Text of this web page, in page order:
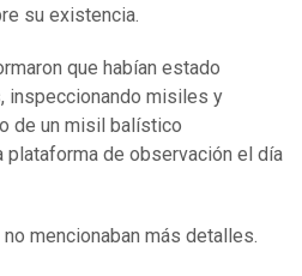
su existencia.
que habían estado
inspeccionando misiles y
de un misil balístico
plataforma de observación el día
mencionaban más detalles.